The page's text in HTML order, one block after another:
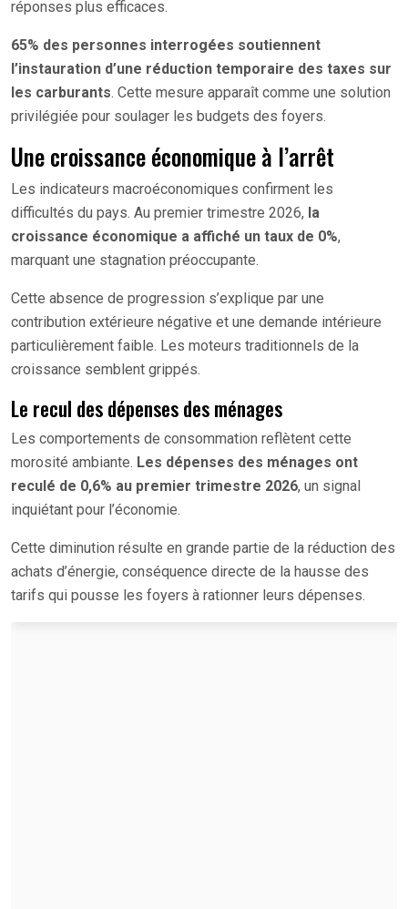
réponses plus efficaces.
65% des personnes interrogées soutiennent
l’instauration d’une réduction temporaire des taxes sur
les carburants. Cette mesure apparaît comme une solution
privilégiée pour soulager les budgets des foyers.
Une croissance économique à l’arrêt
Les indicateurs macroéconomiques confirment les
difficultés du pays. Au premier trimestre 2026, la
croissance économique a affiché un taux de 0%,
marquant une stagnation préoccupante.
Cette absence de progression s’explique par une
contribution extérieure négative et une demande intérieure
particulièrement faible. Les moteurs traditionnels de la
croissance semblent grippés.
Le recul des dépenses des ménages
Les comportements de consommation reflètent cette
morosité ambiante. Les dépenses des ménages ont
reculé de 0,6% au premier trimestre 2026, un signal
inquiétant pour l’économie.
Cette diminution résulte en grande partie de la réduction des
achats d’énergie, conséquence directe de la hausse des
tarifs qui pousse les foyers à rationner leurs dépenses.